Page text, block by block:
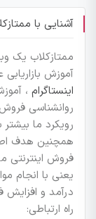
آشنایی با
ممتازکلاب یک
آموزش
اینستاگرام ،
روانشناسی
رویکرد ما
همچنین هدف
فروش اینترنتی
یعنی با انجام
درآمد و افزایش
راه ارتباطی: